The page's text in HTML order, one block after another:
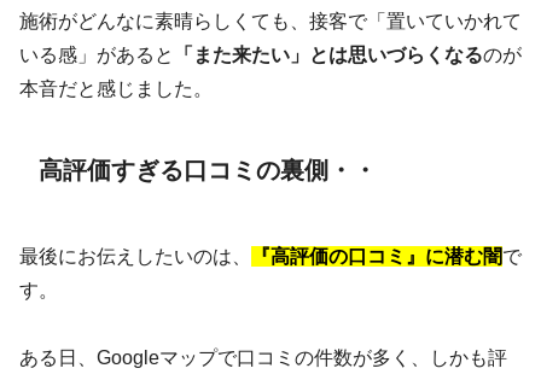
施術がどんなに素晴らしくても、接客で「置いていかれて
いる感」があると
「また来たい」とは思いづらくなるのが
本音だと感じました。
高評価すぎる口コミの裏側・・
最後にお伝えしたいのは、 『高評価の口コミ』に潜む闇で
す。
ある日、Googleマップで口コミの件数が多く、しかも評